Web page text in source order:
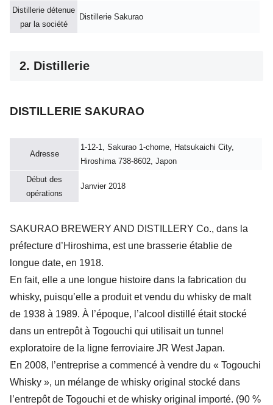
Distillerie détenue
par la société
Distillerie Sakurao
2. Distillerie
DISTILLERIE SAKURAO
Adresse
1-12-1, Sakurao 1-chome, Hatsukaichi City,
Hiroshima 738-8602, Japon
Début des
opérations
Janvier 2018
SAKURAO BREWERY AND DISTILLERY Co., dans la
préfecture d’Hiroshima, est une brasserie établie de
longue date, en 1918.
En fait, elle a une longue histoire dans la fabrication du
whisky, puisqu’elle a produit et vendu du whisky de malt
de 1938 à 1989. À l’époque, l’alcool distillé était stocké
dans un entrepôt à Togouchi qui utilisait un tunnel
exploratoire de la ligne ferroviaire JR West Japan.
En 2008, l’entreprise a commencé à vendre du « Togouchi
Whisky », un mélange de whisky original stocké dans
l’entrepôt de Togouchi et de whisky original importé. (90 %